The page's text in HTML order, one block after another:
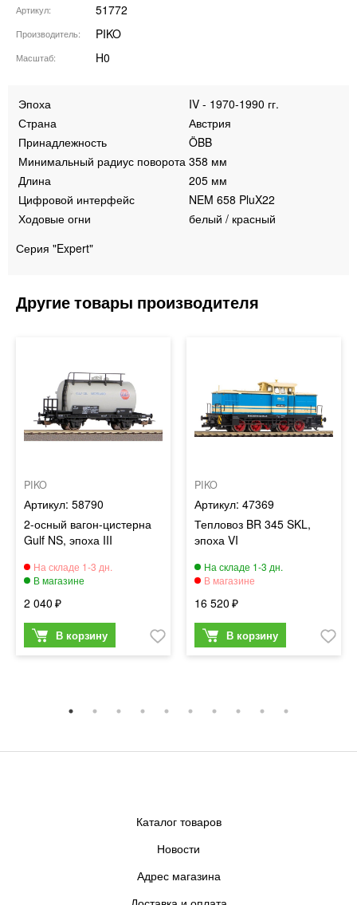
Артикул 51772
Производитель PIKO
Масштаб H0
Эпоха
IV - 1970-1990 гг.
Страна
Австрия
Принадлежность
ÖBB
Минимальный радиус поворота 358 мм
Длина
205 мм
Цифровой интерфейс
NEM 658 PluX22
Ходовые огни
белый / красный
Серия "Expert"
PIKO
58790
2-осный вагон-цистерна
Gulf NS, эпоха III
2 040
PIKO
47369
Тепловоз BR 345 SKL,
эпоха VI
16 520
Каталог товаров
Новости
Адрес магазина